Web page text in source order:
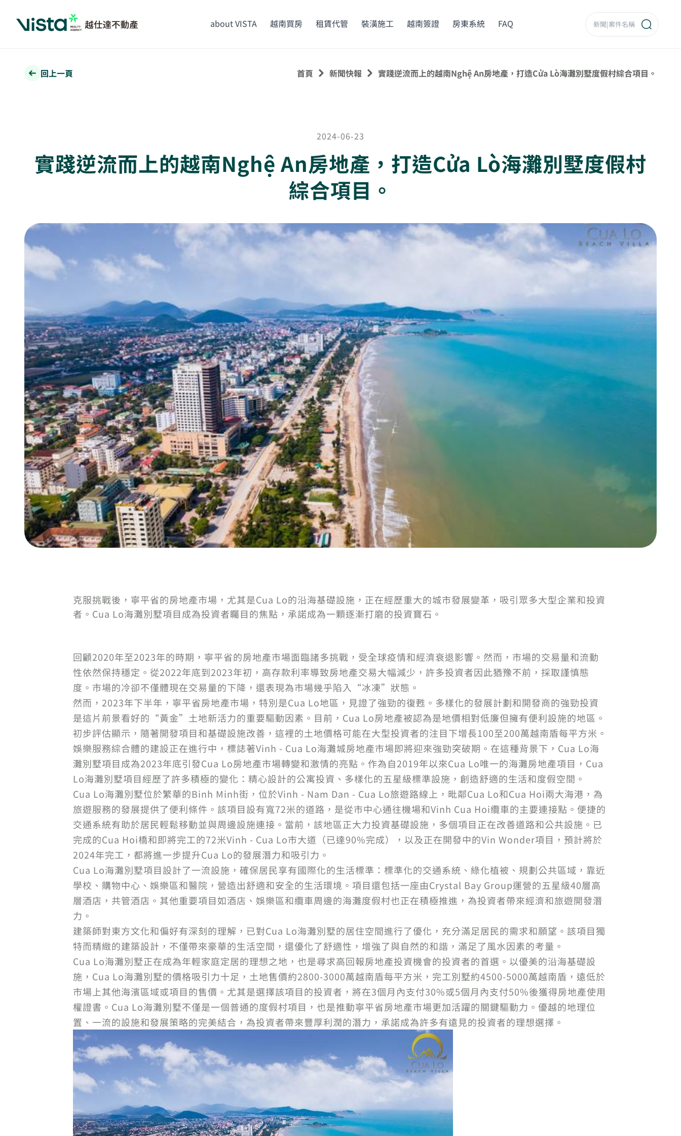
about VISTA 越南買房 租賃代管 裝潢施工 越南簽證 房東系統 FAQ
回上一頁 首頁 新聞快報 實踐逆流而上的越南Nghệ An房地產，打造Cửa Lò海灘別墅度假村綜合項目。
2024-06-23
實踐逆流而上的越南Nghệ An房地產，打造Cửa Lò海灘別墅度假村
綜合項目。
克服挑戰後，寧平省的房地產市場，尤其是Cua Lo的沿海基礎設施，正在經歷重大的城市發展變革，吸引眾多大型企業和投資
者。Cua Lo海灘別墅項目成為投資者矚目的焦點，承諾成為一顆逐漸打磨的投資寶石。
回顧2020年至2023年的時期，寧平省的房地產市場面臨諸多挑戰，受全球疫情和經濟衰退影響。然而，市場的交易量和流動
性依然保持穩定。從2022年底到2023年初，高存款利率導致房地產交易大幅減少，許多投資者因此猶豫不前，採取謹慎態
度。市場的冷卻不僅體現在交易量的下降，還表現為市場幾乎陷入“冰凍”狀態。
然而，2023年下半年，寧平省房地產市場，特別是Cua Lo地區，見證了強勁的復甦。多樣化的發展計劃和開發商的強勁投資
是這片前景看好的“黃金”土地新活力的重要驅動因素。目前，Cua Lo房地產被認為是地價相對低廉但擁有便利設施的地區。
初步評估顯示，隨著開發項目和基礎設施改善，這裡的土地價格可能在大型投資者的注目下增長100至200萬越南盾每平方米。
娛樂服務綜合體的建設正在進行中，標誌著Vinh - Cua Lo海灘城房地產市場即將迎來強勁突破期。在這種背景下，Cua Lo海
灘別墅項目成為2023年底引發Cua Lo房地產市場轉變和激情的亮點。作為自2019年以來Cua Lo唯一的海灘房地產項目，Cua
Lo海灘別墅項目經歷了許多積極的變化：精心設計的公寓投資、多樣化的五星級標準設施，創造舒適的生活和度假空間。
Cua Lo海灘別墅位於繁華的Binh Minh街，位於Vinh - Nam Dan - Cua Lo旅遊路線上，毗鄰Cua Lo和Cua Hoi兩大海港，為
旅遊服務的發展提供了便利條件。該項目設有寬72米的道路，是從市中心通往機場和Vinh Cua Hoi纜車的主要連接點。便捷的
交通系統有助於居民輕鬆移動並與周邊設施連接。當前，該地區正大力投資基礎設施，多個項目正在改善道路和公共設施。已
完成的Cua Hoi橋和即將完工的72米Vinh - Cua Lo市大道（已達90%完成），以及正在開發中的Vin Wonder項目，預計將於
2024年完工，都將進一步提升Cua Lo的發展潛力和吸引力。
Cua Lo海灘別墅項目設計了一流設施，確保居民享有國際化的生活標準：標準化的交通系統、綠化植被、規劃公共區域，靠近
學校、購物中心、娛樂區和醫院，營造出舒適和安全的生活環境。項目還包括一座由Crystal Bay Group運營的五星級40層高
層酒店，共管酒店。其他重要項目如酒店、娛樂區和纜車周邊的海灘度假村也正在積極推進，為投資者帶來經濟和旅遊開發潛
力。
建築師對東方文化和偏好有深刻的理解，已對Cua Lo海灘別墅的居住空間進行了優化，充分滿足居民的需求和願望。該項目獨
特而精緻的建築設計，不僅帶來豪華的生活空間，還優化了舒適性，增強了與自然的和諧，滿足了風水因素的考量。
Cua Lo海灘別墅正在成為年輕家庭定居的理想之地，也是尋求高回報房地產投資機會的投資者的首選。以優美的沿海基礎設
施，Cua Lo海灘別墅的價格吸引力十足，土地售價約2800-3000萬越南盾每平方米，完工別墅約4500-5000萬越南盾，遠低於
市場上其他海濱區域或項目的售價。尤其是選擇該項目的投資者，將在3個月內支付30%或5個月內支付50%後獲得房地產使用
權證書。Cua Lo海灘別墅不僅是一個普通的度假村項目，也是推動寧平省房地產市場更加活躍的關鍵驅動力。優越的地理位
置、一流的設施和發展策略的完美結合，為投資者帶來豐厚利潤的潛力，承諾成為許多有遠見的投資者的理想選擇。